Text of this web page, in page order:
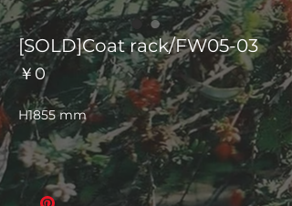
[SOLD]Coat rack/FW05-03
￥0価
格
H1855 mm